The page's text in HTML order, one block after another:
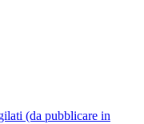
(da pubblicare in